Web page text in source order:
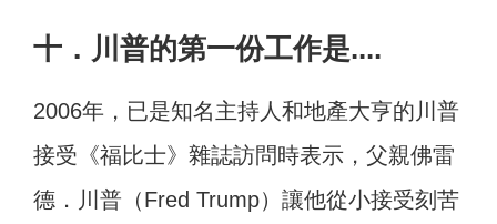
十．川普的第一份工作是....
2006年，已是知名主持人和地產大亨的川普
接受《福比士》雜誌訪問時表示，父親佛雷
德．川普（Fred Trump）讓他從小接受刻苦